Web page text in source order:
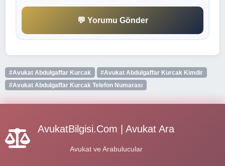
💬 Yorumu Gönder
#Avukat Abdulgaffar Kurcak
#Avukat Abdulgaffar Kurcak Kimdir
#Avukat Abdulgaffar Kurcak Telefon Numarası
AvukatBilgisi.Com | Avukat Ara
Avukat ve Arabulucular